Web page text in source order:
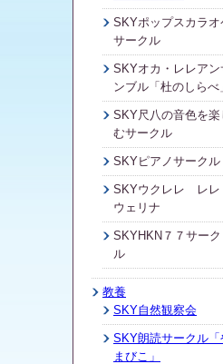
SKYポップスカラオ
サークル
SKYオカ・レレアン
ンブル「杜のしらべ
SKY尺八の音色を楽
むサークル
SKYピアノサークル
SKYウクレレ レレ
ウェリナ
SKYHKN７７サーク
ル
教養
SKY自然観察会
SKY朗読サークル「
まびこ」